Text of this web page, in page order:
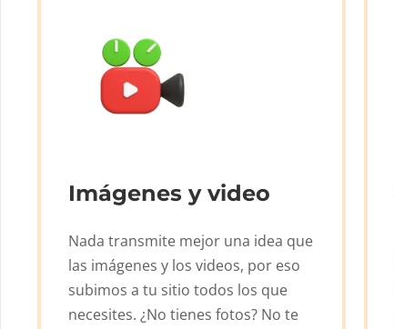
Imágenes y video
Nada transmite mejor una idea que
las imágenes y los videos, por eso
subimos a tu sitio todos los que
necesites. ¿No tienes fotos? No te